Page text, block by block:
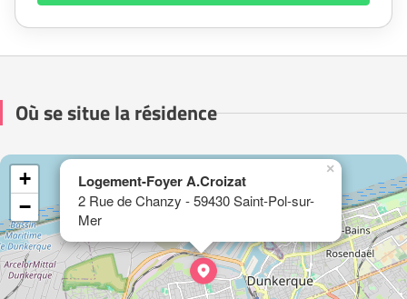
Où se situe la résidence
Logement-Foyer A.Croizat
2 Rue de Chanzy - 59430 Saint-Pol-sur-
Mer
×
+
−